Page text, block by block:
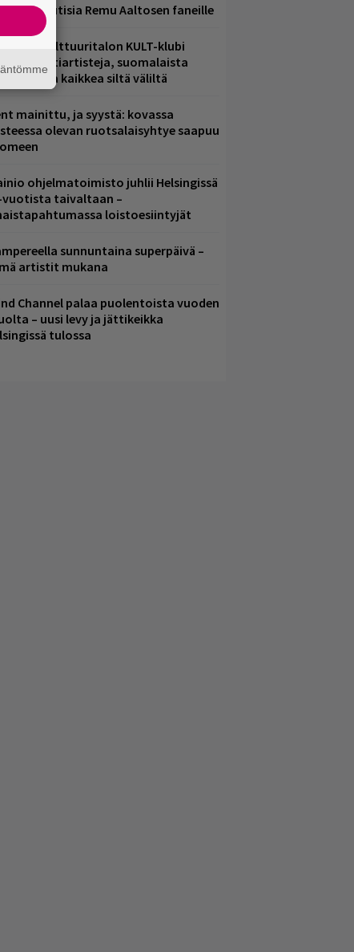
uutisia Remu Aaltosen faneille
Kulttuuritalon KULT-klubi
kulttiartisteja, suomalaista
ja kaikkea siltä väliltä
mainittu, ja syystä: kovassa
olevan ruotsalaisyhtye saapuu
ohjelmatoimisto juhlii Helsingissä
vuotista taivaltaan –
loistoesiintyjät
sunnuntaina superpäivä –
artistit mukana
Channel palaa puolentoista vuoden
– uusi levy ja jättikeikka
tulossa